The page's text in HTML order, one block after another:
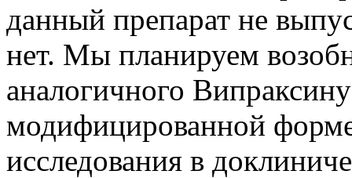
данный препарат не
нет. Мы планируем
аналогичного
модифицированной
исследования в